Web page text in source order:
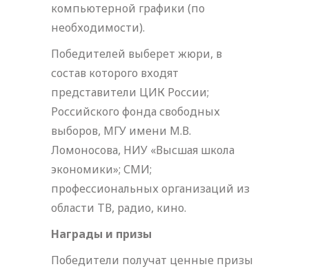
компьютерной графики (по
необходимости).
Победителей выберет жюри, в
состав которого входят
представители ЦИК России;
Российского фонда свободных
выборов, МГУ имени М.В.
Ломоносова, НИУ «Высшая школа
экономики»; СМИ;
профессиональных организаций из
области ТВ, радио, кино.
Награды и призы
Победители получат ценные призы